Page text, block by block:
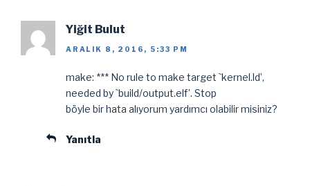
Yiğit Bulut
ARALIK 8, 2016, 5:33 PM
make: *** No rule to make target `kernel.ld’,
needed by `build/output.elf’. Stop
böyle bir hata alıyorum yardımcı olabilir misiniz?
Yanıtla